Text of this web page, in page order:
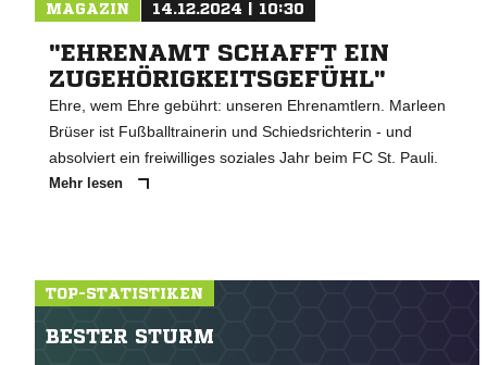
MAGAZIN 14.12.2024 | 10:30
"EHRENAMT SCHAFFT EIN
ZUGEHÖRIGKEITSGEFÜHL"
Ehre, wem Ehre gebührt: unseren Ehrenamtlern. Marleen
Brüser ist Fußballtrainerin und Schiedsrichterin - und
absolviert ein freiwilliges soziales Jahr beim FC St. Pauli.
Mehr lesen
TOP-STATISTIKEN
BESTER STURM